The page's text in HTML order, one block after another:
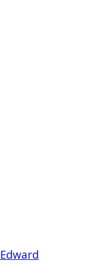
Edward